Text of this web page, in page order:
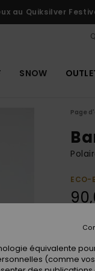
au Quiksilver
SNOW
Page
ECO-
équivalente
(comme